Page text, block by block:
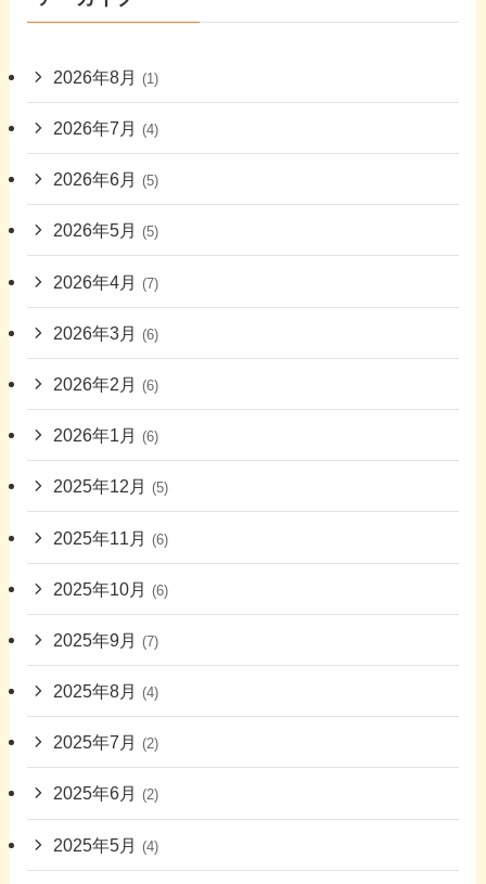
2026年8月 (1)
2026年7月 (4)
2026年6月 (5)
2026年5月 (5)
2026年4月 (7)
2026年3月 (6)
2026年2月 (6)
2026年1月 (6)
2025年12月 (5)
2025年11月 (6)
2025年10月 (6)
2025年9月 (7)
2025年8月 (4)
2025年7月 (2)
2025年6月 (2)
2025年5月 (4)